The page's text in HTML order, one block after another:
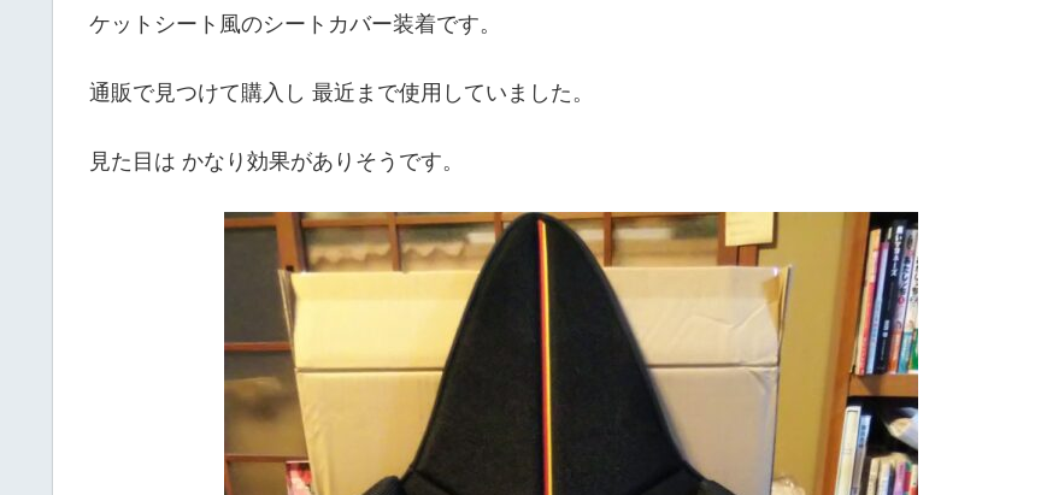
ケットシート風のシートカバー装着です。
通販で見つけて購入し 最近まで使用していました。
見た目は かなり効果がありそうです。